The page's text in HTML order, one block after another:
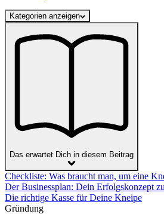
Kategorien anzeigen
Das erwartet Dich in diesem Beitrag
Checkliste: Was braucht man, um eine
Der Businessplan: Dein Erfolgskonzept
Die richtige Kasse für Deine Kneipe
Gründung